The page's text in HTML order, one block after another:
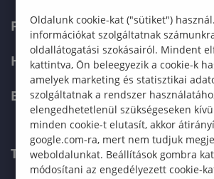
FELVÉTELIZŐKNEK
HALLGATÓKNAK
ERASMUS+
TELEFONKÖNYV
Oldalunk cookie-kat ("sütiket")
információkat szolgáltatnak
oldallátogatási szokásairól. Mindent
kattintva, Ön beleegyezik a cookie-k
amelyek marketing és statisztikai
szolgáltatnak a rendszer
elengedhetetlenül szükségeseken
minden cookie-t elutasít, akkor
google.com-ra, mert nem tudjuk
weboldalunkat. Beállítások gombra
módosítani az engedélyezett cookie-